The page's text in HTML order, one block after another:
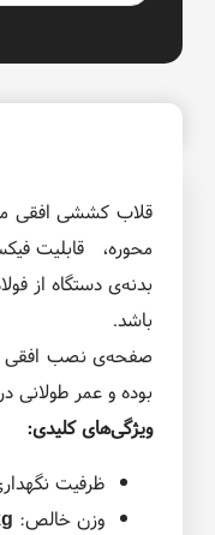
قلاب کششی افقی
محوره، قابلیت
بدنه‌ی دستگاه از
باشد.
صفحه‌ی نصب افقی
بوده و عمر طولانی
ویژگی‌های کلیدی:
ظرفیت
وزن خالص: